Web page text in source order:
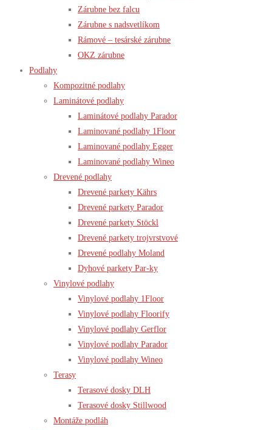
Zárubne bez falcu
Zárubne s nadsvetlíkom
Rámové – tesárské zárubne
OKZ zárubne
Podlahy
Kompozitné podlahy
Laminátové podlahy
Laminátové podlahy Parador
Laminované podlahy 1Floor
Laminované podlahy Egger
Laminované podlahy Wineo
Drevené podlahy
Drevené parkety Kährs
Drevené parkety Parador
Drevené parkety Stöckl
Drevené parkety trojvrstvové
Drevené podlahy Moland
Dyhové parkety Par-ky
Vinylové podlahy
Vinylové podlahy 1Floor
Vinylové podlahy Floorify
Vinylové podlahy Gerflor
Vinylové podlahy Parador
Vinylové podlahy Wineo
Terasy
Terasové dosky DLH
Terasové dosky Stillwood
Montáže podláh